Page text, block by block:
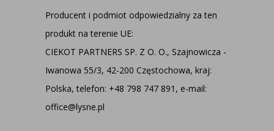
Producent i podmiot odpowiedzialny za ten
produkt na terenie UE:
CIEKOT PARTNERS SP. Z O. O., Szajnowicza -
Iwanowa 55/3, 42-200 Częstochowa, kraj:
Polska, telefon: +48 798 747 891, e-mail:
office@lysne.pl